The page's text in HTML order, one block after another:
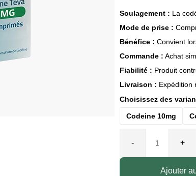
Soulagement : La
Mode de prise :
Bénéfice : Convient
Commande : Achat
Fiabilité : Produit
Livraison : Expédition
Choisissez des
Codeine 10mg
- +
Ajouter